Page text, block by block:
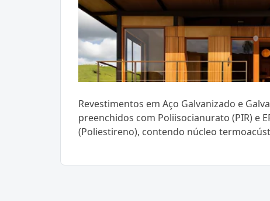
Revestimentos em Aço Galvanizado e
preenchidos com Poliisocianurato (PIR) e
(Poliestireno), contendo núcleo